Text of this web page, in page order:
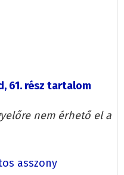
61. rész tartalom
nem érhető el a
asszony